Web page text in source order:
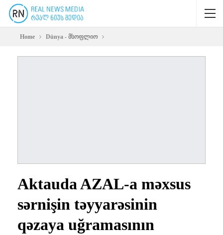
Home Dünya - მსოფლიო
Aktauda AZAL-a məxsus
sərnişin təyyarəsinin
qəzaya uğramasının